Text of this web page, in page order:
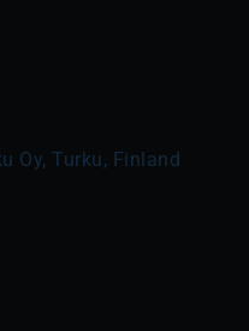
Oy, Turku, Finland